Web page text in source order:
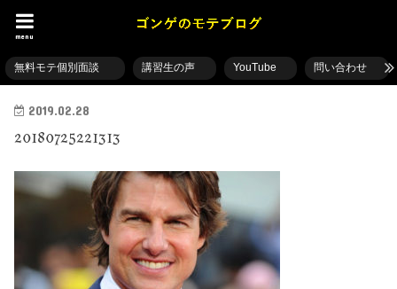
menu
無料モテ個別面談 講習生の声 YouTube 問い合わせ
2019.02.28
20180725221313